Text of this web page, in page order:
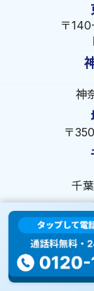
〒
神
〒
千
〒309-
〒380-0921